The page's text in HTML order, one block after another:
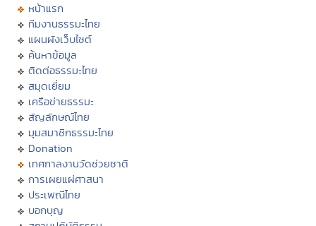
หน้าแรก
ทีมงานธรรมะไทย
แผนผังเว็บไซต์
ค้นหาข้อมูล
ติดต่อธรรมะไทย
สมุดเยี่ยม
เครือข่ายธรรมะ
สัญลักษณ์ไทย
มุมสมาชิกธรรมะไทย
Donation
เทศกาลงานวัดช่วยชาติ
การเผยแผ่ศาสนา
ประเพณีไทย
บอกบุญ